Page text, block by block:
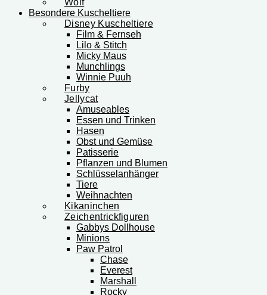
Wolf
Besondere Kuscheltiere
Disney Kuscheltiere
Film & Fernseh
Lilo & Stitch
Micky Maus
Munchlings
Winnie Puuh
Furby
Jellycat
Amuseables
Essen und Trinken
Hasen
Obst und Gemüse
Patisserie
Pflanzen und Blumen
Schlüsselanhänger
Tiere
Weihnachten
Kikaninchen
Zeichentrickfiguren
Gabbys Dollhouse
Minions
Paw Patrol
Chase
Everest
Marshall
Rocky